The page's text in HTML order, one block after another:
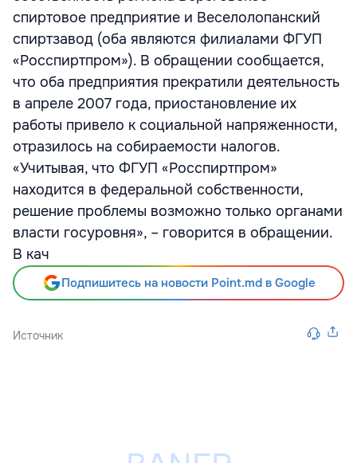
спиртовое предприятие и Веселолопанский
спиртзавод (оба являются филиалами ФГУП
«Росспиртпром»). В обращении сообщается,
что оба предприятия прекратили деятельность
в апреле 2007 года, приостановление их
работы привело к социальной напряженности,
отразилось на собираемости налогов.
«Учитывая, что ФГУП «Росспиртпром»
находится в федеральной собственности,
решение проблемы возможно только органами
власти госуровня», – говорится в обращении.
В кач
Подпишитесь на новости Point.md в Google
Источник